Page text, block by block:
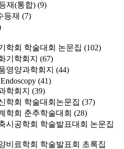
재(통합) (9)
등재 (7)
학회 학술대회 논문집 (102)
기학회지 (67)
영양과학회지 (44)
(41)
학회지 (39)
학회 학술대회논문집 (37)
학회 춘추학술대회 (28)
시공학회 학술발표대회 논문집
비료학회 학술발표회 초록집